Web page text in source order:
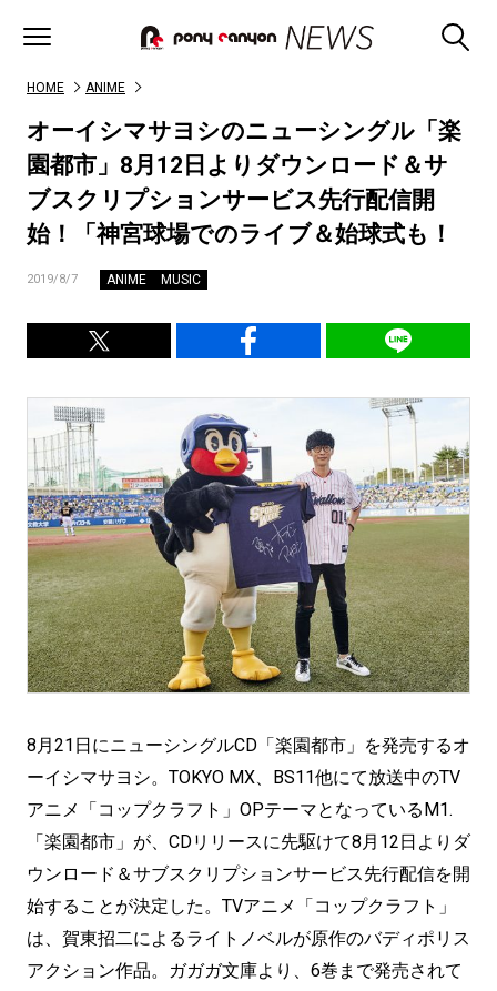
HOME ANIME
オーイシマサヨシのニューシングル「楽
園都市」8月12日よりダウンロード＆サ
ブスクリプションサービス先行配信開
始！「神宮球場でのライブ＆始球式も！
2019/8/7 ANIME MUSIC
8月21日にニューシングルCD「楽園都市」を発売するオ
ーイシマサヨシ。TOKYO MX、BS11他にて放送中のTV
アニメ「コップクラフト」OPテーマとなっているM1.
「楽園都市」が、CDリリースに先駆けて8月12日よりダ
ウンロード＆サブスクリプションサービス先行配信を開
始することが決定した。TVアニメ「コップクラフト」
は、賀東招二によるライトノベルが原作のバディポリス
アクション作品。ガガガ文庫より、6巻まで発売されて